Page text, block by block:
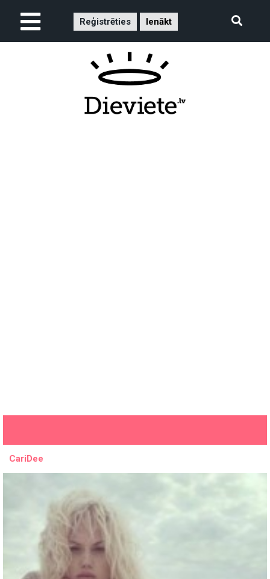
Reģistrēties Ienākt
CariDee